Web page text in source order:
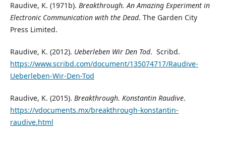
Raudive, K. (1971b). Breakthrough. An Amazing Experiment in
Electronic Communication with the Dead. The Garden City
Press Limited.
Raudive, K. (2012). Ueberleben Wir Den Tod. Scribd.
https://www.scribd.com/document/135074717/Raudive-
Ueberleben-Wir-Den-Tod
Raudive, K. (2015). Breakthrough. Konstantin Raudive.
https://vdocuments.mx/breakthrough-konstantin-
raudive.html